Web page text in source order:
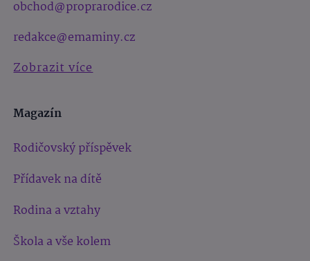
obchod@proprarodice.cz
redakce@emaminy.cz
Zobrazit více
Magazín
Rodičovský příspěvek
Přídavek na dítě
Rodina a vztahy
Škola a vše kolem